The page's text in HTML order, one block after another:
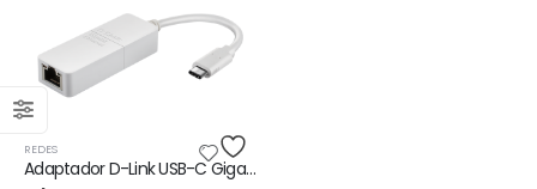
REDES
Adaptador D-Link USB-C Gigabit Ethernet LAN